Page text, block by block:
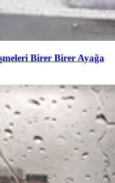
Birer Birer Ayağa